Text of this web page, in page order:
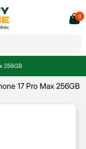
0
256GB
17 Pro Max 256GB